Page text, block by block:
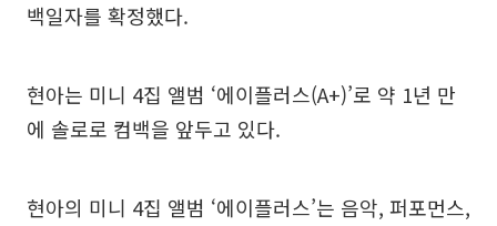
백일자를 확정했다.
현아는 미니 4집 앨범 ‘에이플러스(A+)’로 약 1년 만
에 솔로로 컴백을 앞두고 있다.
현아의 미니 4집 앨범 ‘에이플러스’는 음악, 퍼포먼스,